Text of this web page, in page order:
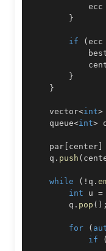
            ecc
}
if (ecc
}
}
    vector
<int>
    queue
<int>
    par
[ center]
    q
. push (
while ( ! q .
int u =
        q
. pop ( ) ;
for (
if
(